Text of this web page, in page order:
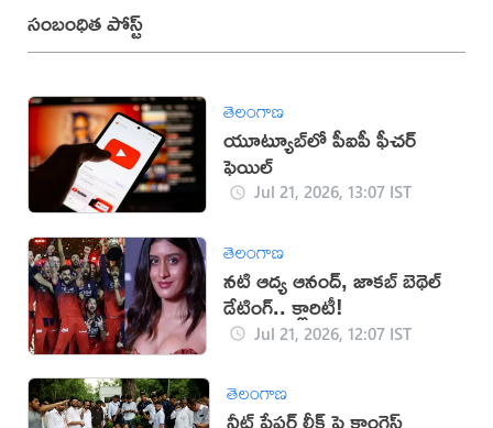
సంబంధిత పోస్ట్
తెలంగాణ
యూట్యూబ్‌లో పీఐపీ ఫీచ‌ర్
ఫెయిల్‌
Jul 21, 2026, 13:07 IST
తెలంగాణ
నటి ఆద్య ఆనంద్, జాకబ్ బెథెల్
డేటింగ్.. క్లారిటీ!
Jul 21, 2026, 12:07 IST
తెలంగాణ